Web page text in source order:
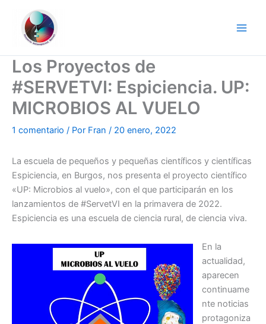
contenido
Los Proyectos de
#SERVETVI: Espiciencia. UP:
MICROBIOS AL VUELO
1 comentario / Por Fran / 20 enero, 2022
La escuela de pequeños y pequeñas científicos y científicas
Espiciencia, en Burgos, nos presenta el proyecto científico
«UP: Microbios al vuelo», con el que participarán en los
lanzamientos de #ServetVI en la primavera de 2022.
Espiciencia es una escuela de ciencia rural, de ciencia viva.
En la
actualidad,
aparecen
continuame
nte noticias
protagoniza